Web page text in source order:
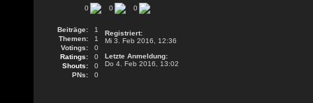
0 0 0
Beiträge:
1
Themen:
1
Votings:
0
Ratings:
0
Shouts:
0
PNs:
0
Registriert:
Mi 3. Feb 2016, 12:36
Letzte Anmeldung:
Do 4. Feb 2016, 13:02